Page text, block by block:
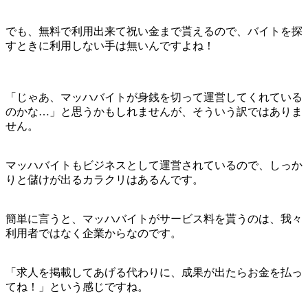
でも、無料で利用出来て祝い金まで貰えるので、バイトを探
すときに利用しない手は無いんですよね！
「じゃあ、マッハバイトが身銭を切って運営してくれている
のかな…」と思うかもしれませんが、そういう訳ではありま
せん。
マッハバイトもビジネスとして運営されているので、しっか
りと儲けが出るカラクリはあるんです。
簡単に言うと、マッハバイトがサービス料を貰うのは、我々
利用者ではなく企業からなのです。
「求人を掲載してあげる代わりに、成果が出たらお金を払っ
てね！」という感じですね。